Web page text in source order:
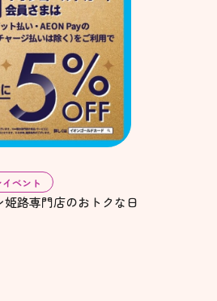
ベント
姫路専門店のおトクな日